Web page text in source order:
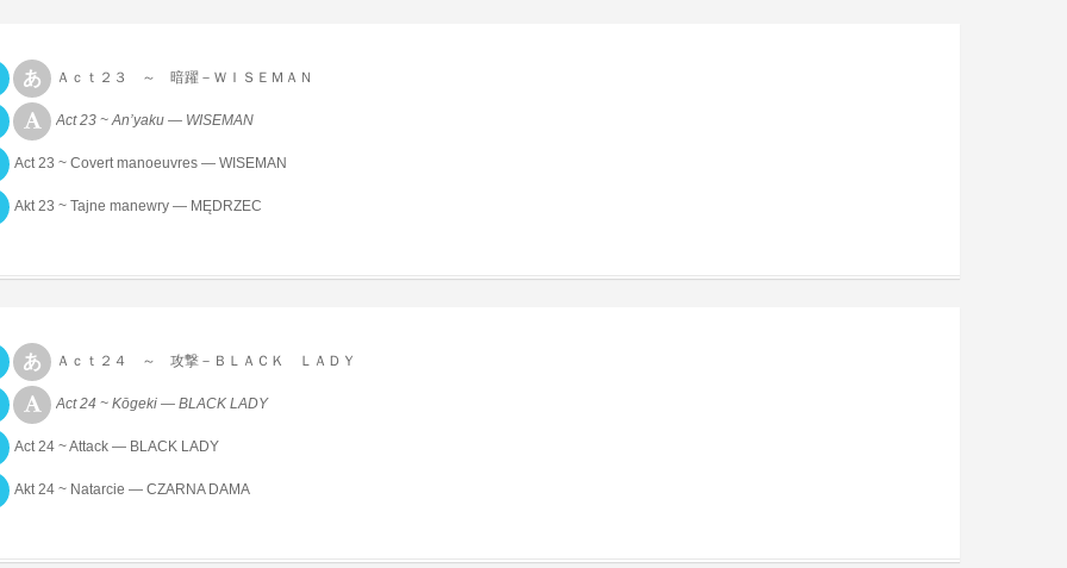
Ａｃｔ２３ ～ 暗躍－ＷＩＳＥＭＡＮ
Act 23 ~ An’yaku — WISEMAN
Act 23 ~ Covert manoeuvres — WISEMAN
Akt 23 ~ Tajne manewry — MĘDRZEC
Ａｃｔ２４ ～ 攻撃－ＢＬＡＣＫ ＬＡＤＹ
Act 24 ~ Kōgeki — BLACK LADY
Act 24 ~ Attack — BLACK LADY
Akt 24 ~ Natarcie — CZARNA DAMA